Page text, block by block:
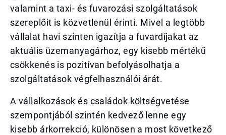
valamint a taxi- és fuvarozási szolgáltatások
szereplőit is közvetlenül érinti. Mivel a legtöbb
vállalat havi szinten igazítja a fuvardíjakat az
aktuális üzemanyagárhoz, egy kisebb mértékű
csökkenés is pozitívan befolyásolhatja a
szolgáltatások végfelhasználói árát.
A vállalkozások és családok költségvetése
szempontjából szintén kedvező lenne egy
kisebb árkorrekció, különösen a most következő